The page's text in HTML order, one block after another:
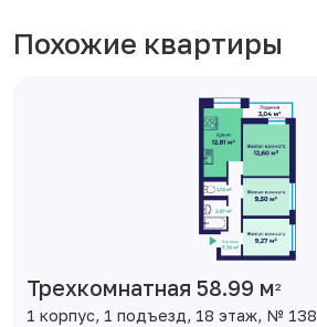
Похожие квартиры
Трехкомнатная 58.99 м2
1 корпус, 1 подъезд, 18 этаж, № 138